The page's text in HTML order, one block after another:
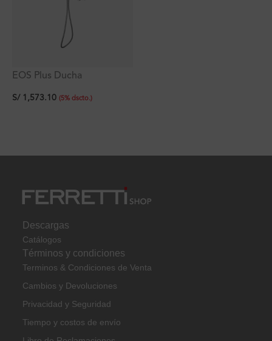
EOS Plus Ducha
Desviador + Ducha de
S/ 1,573.10 (5% dscto.)
Descargas
Catálogos
Términos y condiciones
Terminos & Condiciones de Venta
Cambios y Devoluciones
Privacidad y Seguridad
Tiempo y costos de envío